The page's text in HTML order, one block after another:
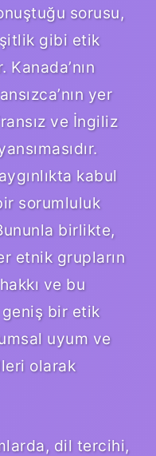
sorusu,
gibi etik
yer
ve İngiliz
kabul
sorumluluk
birlikte,
etnik grupların
ve bu
geniş bir etik
uyum ve
olarak
dil tercihi,